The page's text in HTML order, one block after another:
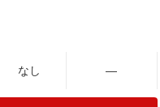
なし ―